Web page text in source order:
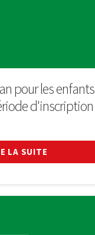
pour les enfants
d'inscription
LA SUITE